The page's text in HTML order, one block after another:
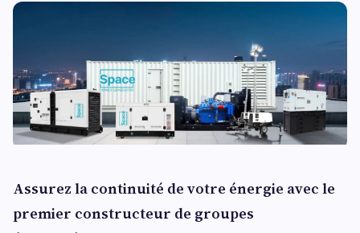
Assurez la continuité de votre énergie avec le
premier constructeur de groupes